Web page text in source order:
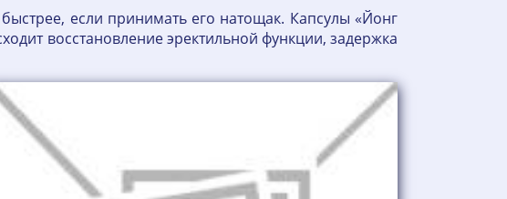
если принимать его натощак. Капсулы «Йонг
восстановление эректильной функции, задержка